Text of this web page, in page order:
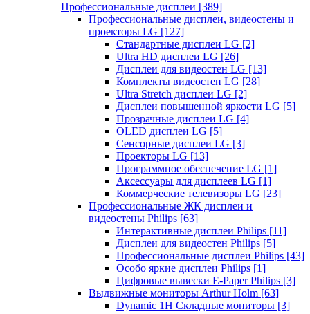
Профессиональные дисплеи [389]
Профессиональные дисплеи, видеостены и
проекторы LG [127]
Стандартные дисплеи LG [2]
Ultra HD дисплеи LG [26]
Дисплеи для видеостен LG [13]
Комплекты видеостен LG [28]
Ultra Stretch дисплеи LG [2]
Дисплеи повышенной яркости LG [5]
Прозрачные дисплеи LG [4]
OLED дисплеи LG [5]
Сенсорные дисплеи LG [3]
Проекторы LG [13]
Программное обеспечение LG [1]
Аксессуары для дисплеев LG [1]
Коммерческие телевизоры LG [23]
Профессиональные ЖК дисплеи и
видеостены Philips [63]
Интерактивные дисплеи Philips [11]
Дисплеи для видеостен Philips [5]
Профессиональные дисплеи Philips [43]
Особо яркие дисплеи Philips [1]
Цифровые вывески E-Paper Philips [3]
Выдвижные мониторы Arthur Holm [63]
Dynamic 1Н Складные мониторы [3]